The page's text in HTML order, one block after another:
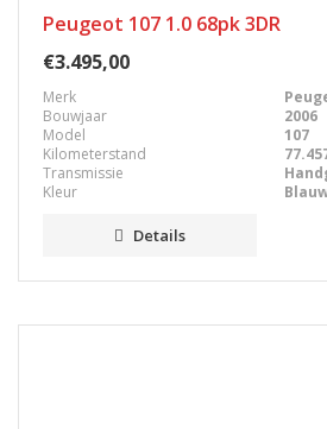
Peugeot 107 1.0 68pk 3DR
€3.495,00
Merk
Bouwjaar
2006
Model
107
Kilometerstand
Transmissie
Kleur
Details